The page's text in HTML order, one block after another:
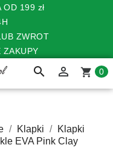
OD 199 zł
ZWROT
ZAKUPY
search  shopping_cart 0
Klapki
Klapki
EVA Pink Clay